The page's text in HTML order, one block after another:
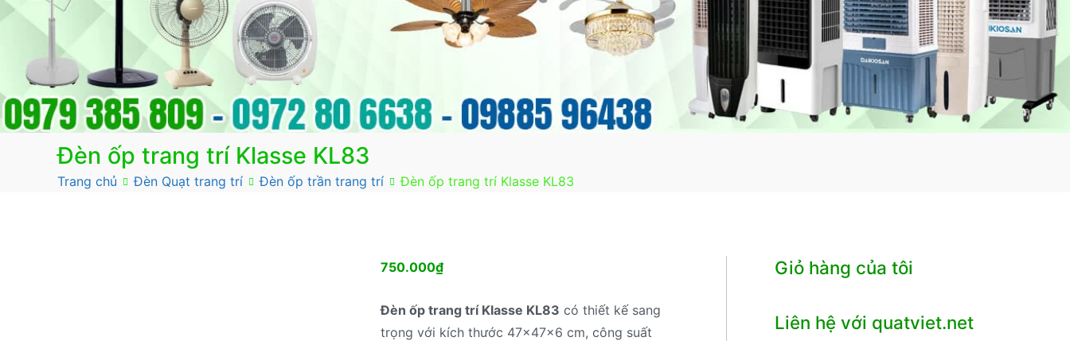
Đèn ốp trang trí Klasse KL83
Trang chủ Đèn Quạt trang trí Đèn ốp trần trang trí Đèn ốp trang trí Klasse KL83
750.000₫
Đèn ốp trang trí Klasse KL83 có thiết kế sang
trọng với kích thước 47x47x6 cm, công suất
Giỏ hàng của tôi
Liên hệ với quatviet.net